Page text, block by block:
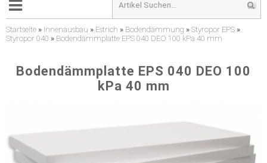
Startseite » Innenausbau » Estrich » Bodendämmung » Styropor EPS »
Styropor 040 » Bodendämmplatte EPS 040 DEO 100 kPa 40 mm
Bodendämmplatte EPS 040 DEO 100
kPa 40 mm